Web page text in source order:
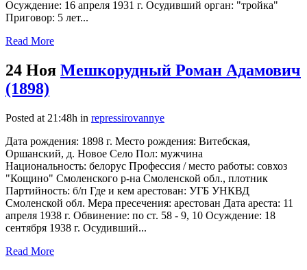
Осуждение: 16 апреля 1931 г. Осудивший орган: "тройка"
Приговор: 5 лет...
Read More
24 Ноя Мешкорудный Роман Адамович
(1898)
Posted at 21:48h in repressirovannye
Дата рождения: 1898 г. Место рождения: Витебская,
Оршанский, д. Новое Село Пол: мужчина
Национальность: белорус Профессия / место работы: совхоз
"Кощино" Смоленского р-на Смоленской обл., плотник
Партийность: б/п Где и кем арестован: УГБ УНКВД
Смоленской обл. Мера пресечения: арестован Дата ареста: 11
апреля 1938 г. Обвинение: по ст. 58 - 9, 10 Осуждение: 18
сентября 1938 г. Осудивший...
Read More